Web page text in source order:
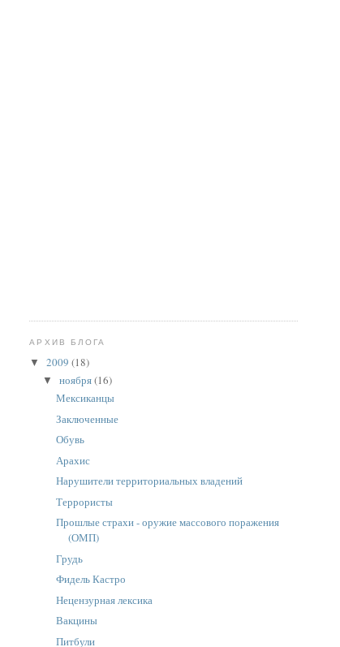
АРХИВ БЛОГА
▼2009(18)
▼ноября(16)
Мексиканцы
Заключенные
Обувь
Арахис
Нарушители территориальных владений
Террористы
Прошлые страхи - оружие массового поражения
(ОМП)
Грудь
Фидель Кастро
Нецензурная лексика
Вакцины
Питбули